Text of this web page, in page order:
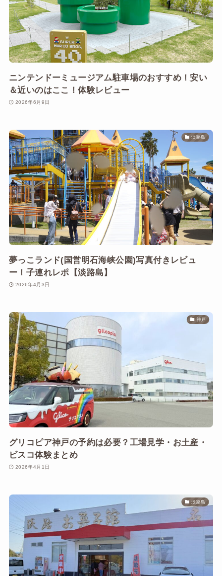
ニンテンドーミュージアム駐車場のおすすめ！安い
＆近いのはここ！体験レビュー
2026年6月9日
淡路島
夢っこランド(国営明石海峡公園)写真付きレビュ
ー！子連れレポ【淡路島】
2026年4月3日
神戸
グリコピア神戸の予約は必要？工場見学・お土産・
ビスコ体験まとめ
2026年4月1日
淡路島